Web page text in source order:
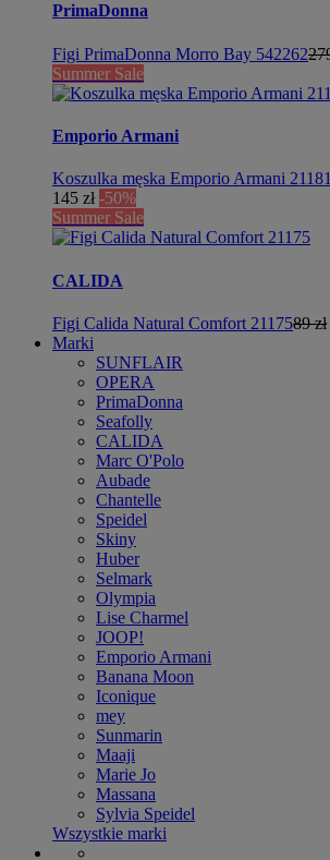
PrimaDonna
Figi PrimaDonna Morro Bay 542262
Summer Sale
Emporio Armani
Koszulka męska Emporio Armani
145 zł -50%
Summer Sale
CALIDA
Figi Calida Natural Comfort 2117589 zł
Marki
SUNFLAIR
OPERA
PrimaDonna
Seafolly
CALIDA
Marc O'Polo
Aubade
Chantelle
Speidel
Skiny
Huber
Selmark
Olympia
Lise Charmel
JOOP!
Emporio Armani
Banana Moon
Iconique
mey
Sunmarin
Maaji
Marie Jo
Massana
Sylvia Speidel
Wszystkie marki